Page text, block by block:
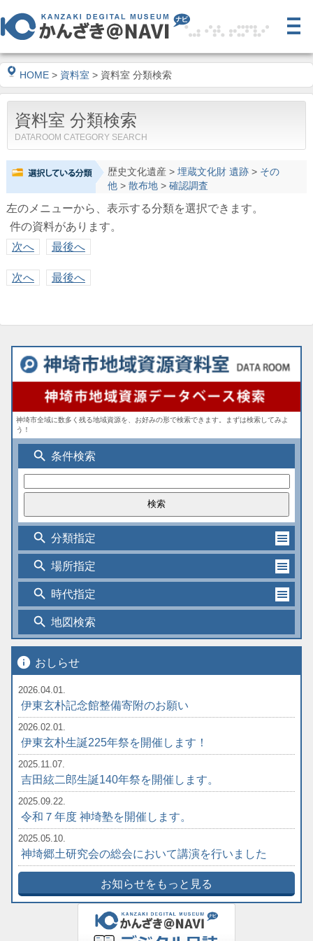
HOME > 資料室 > 資料室 分類検索
資料室 分類検索
DATAROOM CATEGORY SEARCH
歴史文化遺産> 埋蔵文化財 遺跡> その
他> 散布地> 確認調査
左のメニューから、表示する分類を選択できます。
件の資料があります。
次へ
最後へ
次へ 最後へ
神埼市全域に数多く残る地域資源を、お好みの形で検索できます。まずは検索してみよ
う！
search 条件検索
search 分類指定
search 場所指定
search 時代指定
search 地図検索
info おしらせ
2026.04.01.
伊東玄朴記念館整備寄附のお願い
2026.02.01.
伊東玄朴生誕225年祭を開催します！
2025.11.07.
吉田絃二郎生誕140年祭を開催します。
2025.09.22.
令和７年度 神埼塾を開催します。
2025.05.10.
神埼郷土研究会の総会において講演を行いました
お知らせをもっと見る